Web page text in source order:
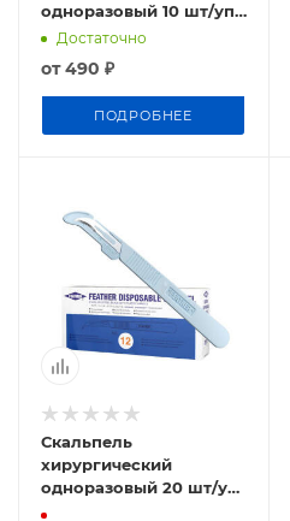
одноразовый 10 шт/уп,
Volkmann Германия
Достаточно
от490 ₽
ПОДРОБНЕЕ
Скальпель
хирургический
одноразовый 20 шт/уп,
Feather Япония